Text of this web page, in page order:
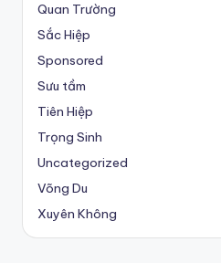
Quan Trường
Sắc Hiệp
Sponsored
Sưu tầm
Tiên Hiệp
Trọng Sinh
Uncategorized
Võng Du
Xuyên Không